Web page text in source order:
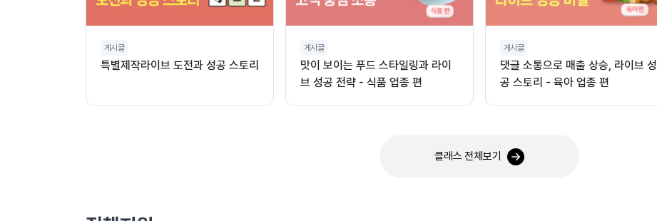
게시글
특별제작라이브 도전과 성공 스토리
게시글
맛이 보이는 푸드 스타일링과 라이
브 성공 전략 - 식품 업종 편
게시글
댓글 소통으로 매출 상승, 라이브 성
공 스토리 - 육아 업종 편
클래스 전체보기